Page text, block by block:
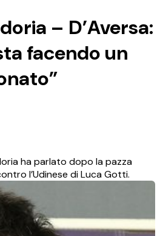
– D’Aversa:
facendo un
ha parlato dopo la pazza
l’Udinese di Luca Gotti.